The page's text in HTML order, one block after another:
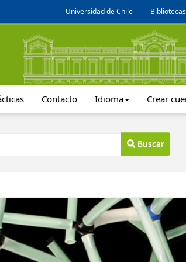
Universidad de Chile Bibliotecas
Contacto Idioma Crear
Buscar